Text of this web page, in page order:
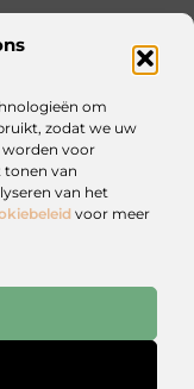
om
zodat we uw
worden voor
tonen van
van het
voor meer
blijft
wijsheid.